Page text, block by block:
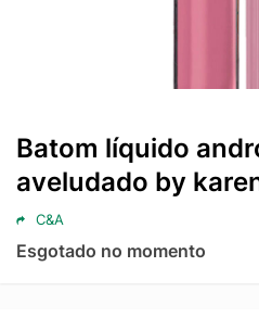
Batom líquido
aveludado by
C&A
Esgotado no momento